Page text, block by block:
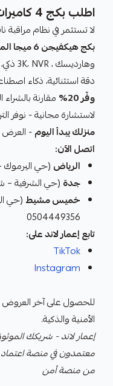
اطلب بكج 4 كاميرات IP 6 ميجا الآن
لا تستثمر في نظام
بكج هيكفيجن 6 ميجا المتكامل
وهارديسك ، 3K، NVR ذكي، و100 متر كيبل -
دقة استثنائية، ذكاء
وفّر 20%
مقارنة
لاستشارة مجانية - نوفر
منزلك يبدأ اليوم- العرض
اتصل الآن:
الرياض (حي اليرموك –
جدة (حي الشرفية – شارع
خميس مشيط (حي
0504449356
تابع إعمار لاند على:
TikTok
Instagram
للحصول على آخر العروض
الأمنية والذكية.
إعمار لاند - شريكك
معتمدون في منصة
من منصة أمن